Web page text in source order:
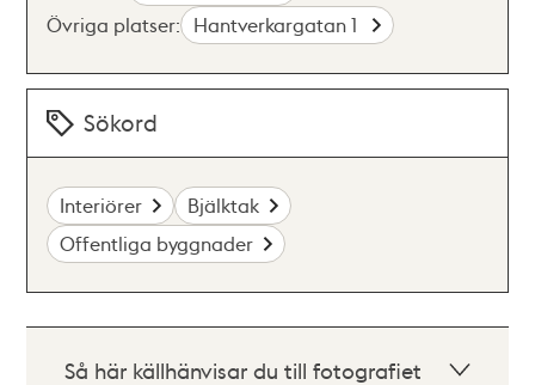
Övriga platser: Hantverkargatan 1
Sökord
Interiörer
Bjälktak
Offentliga byggnader
Så här källhänvisar du till fotografiet